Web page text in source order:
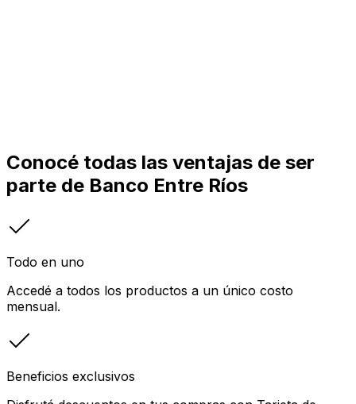
Conocé todas las ventajas de ser
parte de Banco Entre Ríos
Todo en uno
Accedé a todos los productos a un único costo
mensual.
Beneficios exclusivos